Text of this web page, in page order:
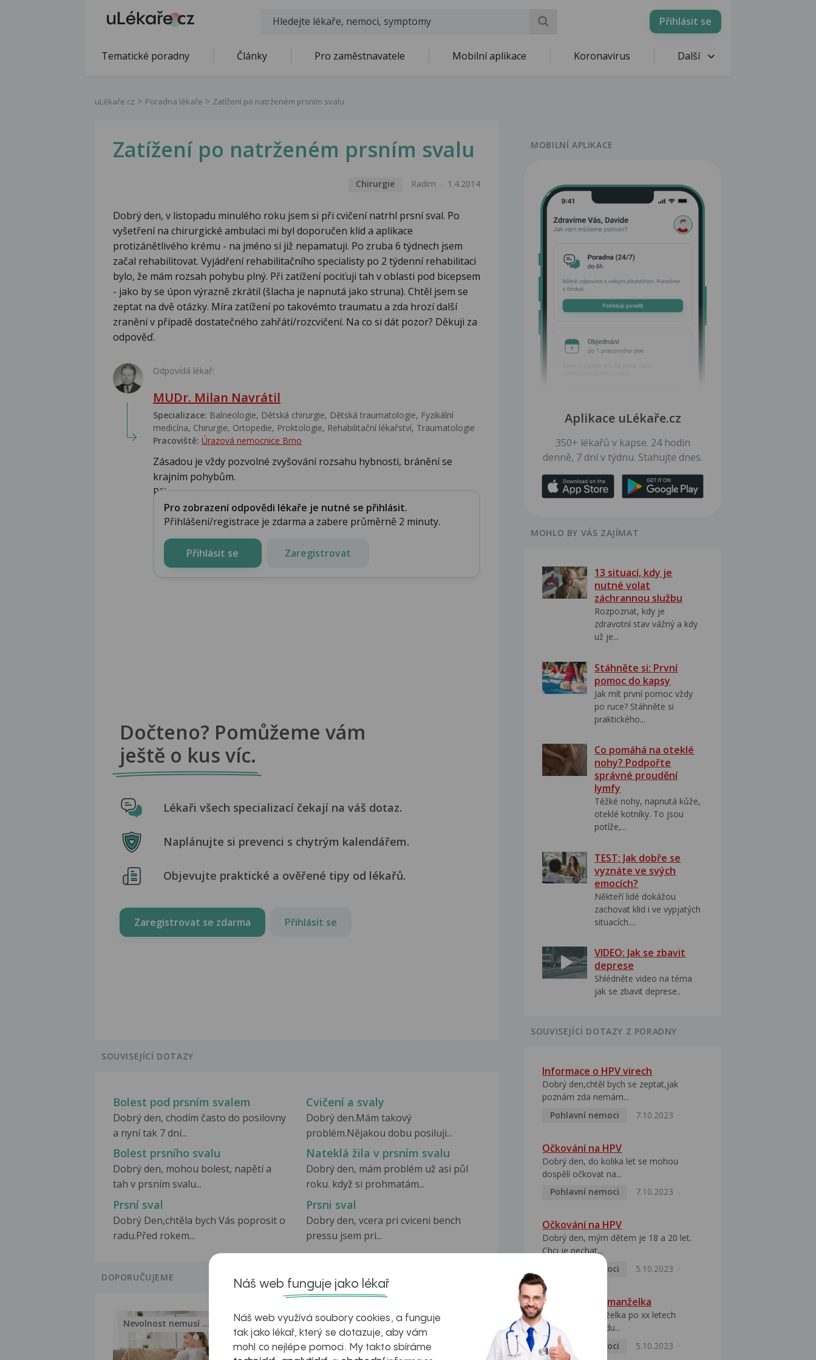
Přihlásit se
Tematické poradny Články Pro zaměstnavatele Mobilní aplikace Koronavirus Další
uLékaře.cz Poradna lékaře Zatížení po natrženém prsním svalu
Zatížení po natrženém prsním svalu
Chirurgie Radim 1.4.2014
Dobrý den, v listopadu minulého roku jsem si při cvičení natrhl prsní sval. Po
vyšetření na chirurgické ambulaci mi byl doporučen klid a aplikace
protizánětlivého krému - na jméno si již nepamatuji. Po zruba 6 týdnech jsem
začal rehabilitovat. Vyjádření rehabilitačního specialisty po 2 týdenní rehabilitaci
bylo, že mám rozsah pohybu plný. Při zatížení pociťuji tah v oblasti pod bicepsem
- jako by se úpon výrazně zkrátil (šlacha je napnutá jako struna). Chtěl jsem se
zeptat na dvě otázky. Míra zatížení po takovémto traumatu a zda hrozí další
zranění v případě dostatečného zahřátí/rozcvičení. Na co si dát pozor? Děkuji za
odpověď.
Odpovídá lékař:
MUDr. Milan Navrátil
Specializace: Balneologie, Dětská chirurgie, Dětská traumatologie, Fyzikální
medicína, Chirurgie, Ortopedie, Proktologie, Rehabilitační lékařství‎, Traumatologie
Pracoviště: Úrazová nemocnice Brno
Zásadou je vždy pozvolné zvyšování rozsahu hybnosti, bránění se
krajním pohybům.
Přípa...
Pro zobrazení odpovědi lékaře je nutné se přihlásit.
Přihlášení/registrace je zdarma a zabere průměrně 2 minuty.
Přihlásit se Zaregistrovat
Dočteno? Pomůžeme vám
ještě o kus víc.
Lékaři všech specializací čekají na váš dotaz.
Naplánujte si prevenci s chytrým kalendářem.
Objevujte praktické a ověřené tipy od lékařů.
Zaregistrovat se zdarma Přihlásit se
SOUVISEJÍCÍ DOTAZY
Bolest pod prsním svalem
Dobrý den, chodím často do posilovny
a nyní tak 7 dní...
Cvičení a svaly
Dobrý den.Mám takový
problém.Nějakou dobu posiluji...
Bolest prsního svalu
Dobrý den, mohou bolest, napětí a
tah v prsním svalu...
Nateklá žila v prsním svalu
Dobrý den, mám problém už asi půl
roku. když si prohmatám...
Prsní sval
Dobrý Den,chtěla bych Vás poprosit o
radu.Před rokem...
Prsni sval
Dobry den, vcera pri cviceni bench
pressu jsem pri...
DOPORUČUJEME
Nevolnost nemusí být nutnou... Jak na zdravá játra?
MOBILNÍ APLIKACE
Aplikace uLékaře.cz
350+ lékařů v kapse. 24 hodin
denně, 7 dní v týdnu. Stahujte dnes.
MOHLO BY VÁS ZAJÍMAT
13 situací, kdy je
nutné volat
záchrannou službu
Rozpoznat, kdy je
zdravotní stav vážný a kdy
už je...
Stáhněte si: První
pomoc do kapsy
Jak mít první pomoc vždy
po ruce? Stáhněte si
praktického...
Co pomáhá na oteklé
nohy? Podpořte
správné proudění
lymfy
Těžké nohy, napnutá kůže,
oteklé kotníky. To jsou
potíže,...
TEST: Jak dobře se
vyznáte ve svých
emocích?
Někteří lidé dokážou
zachovat klid i ve vypjatých
situacích....
VIDEO: Jak se zbavit
deprese
Shlédněte video na téma
jak se zbavit deprese..
SOUVISEJÍCÍ DOTAZY Z PORADNY
Informace o HPV virech
Dobrý den,chtěl bych se zeptat,jak
poznám zda nemám...
Pohlavní nemoci
7.10.2023
Očkování na HPV
Dobrý den, do kolika let se mohou
dospělí očkovat na...
Pohlavní nemoci
7.10.2023
Očkování na HPV
Dobrý den, mým dětem je 18 a 20 let.
Chci je nechat...
Pohlavní nemoci
5.10.2023
HPV pozitivní manželka
Dobrý den, manželka po xx letech
přivezla z Východu...
Pohlavní nemoci
5.10.2023
Náš web funguje jako lékař
Náš web využívá soubory cookies, a funguje
tak jako lékař, který se dotazuje, aby vám
mohl co nejlépe pomoci. My takto sbíráme